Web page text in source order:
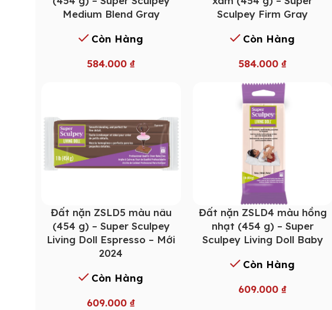
Medium Blend Gray
Còn Hàng
584.000₫
Sculpey Firm Gray
Còn Hàng
584.000₫
Đất nặn ZSLD5 màu nâu
(454 g) – Super Sculpey
Living Doll Espresso – Mới
2024
Còn Hàng
609.000₫
Đất nặn ZSLD4 màu hồng
nhạt (454 g) – Super
Sculpey Living Doll Baby
Còn Hàng
609.000₫